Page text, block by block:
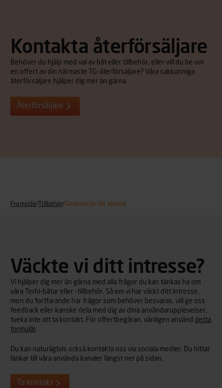
Kontakta återförsäljare
Behöver du hjälp med val av båt eller tillbehör, eller vill du be om
en offert av din närmaste TG-återförsäljare? Våra sakkunniga
återförsäljare hjälper dig mer än gärna.
Återförsäljare
Framsida/ Tillbehör/Givarstativ för ekolod
Väckte vi ditt intresse?
Vi hjälper dig mer än gärna med alla frågor du kan tänkas ha om
våra Terhi-båtar eller -tillbehör. Så om vi har väckt ditt intresse,
men du fortfarande har frågor som behöver besvaras, vill ge oss
feedback eller kanske dela med dig av dina användarupplevelser,
tveka inte att ta kontakt. För offertbegäran, vänligen använd detta
formulär.
Du kan naturligtvis också kontakta oss via sociala medier. Du hittar
länkar till våra använda kanaler längst ner på sidan.
Ta kontakt